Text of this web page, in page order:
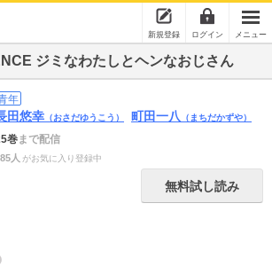
新規登録 ログイン メニュー
ジミなわたしとヘンなおじさん
年
田悠幸 （おさだゆうこう） 町田一八 （まちだかずや）
巻まで配信
人 がお気に入り登録中
無料試し読み